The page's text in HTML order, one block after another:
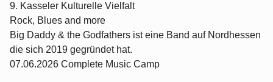
9. Kasseler Kulturelle Vielfalt
Rock, Blues and more
Big Daddy & the Godfathers ist eine Band auf Nordhessen
die sich 2019 gegründet hat.
07.06.2026 Complete Music Camp